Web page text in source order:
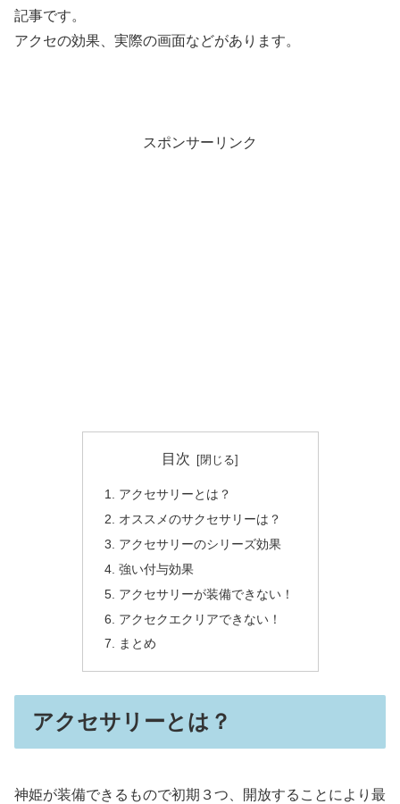
記事です。
アクセの効果、実際の画面などがあります。
スポンサーリンク
目次
アクセサリーとは？
オススメのサクセサリーは？
アクセサリーのシリーズ効果
強い付与効果
アクセサリーが装備できない！
アクセクエクリアできない！
まとめ
アクセサリーとは？
神姫が装備できるもので初期３つ、開放することにより最